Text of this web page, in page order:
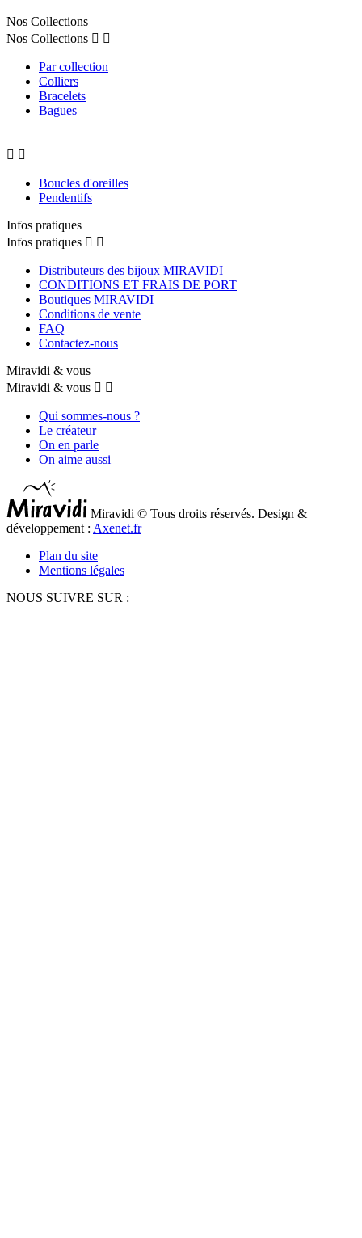
Nos Collections
Nos Collections  
Par collection
Colliers
Bracelets
Bagues
 
Boucles d'oreilles
Pendentifs
Infos pratiques
Infos pratiques  
Distributeurs des bijoux MIRAVIDI
CONDITIONS ET FRAIS DE PORT
Boutiques MIRAVIDI
Conditions de vente
FAQ
Contactez-nous
Miravidi & vous
Miravidi & vous  
Qui sommes-nous ?
Le créateur
On en parle
On aime aussi
Miravidi © Tous droits réservés. Design &
développement : Axenet.fr
Plan du site
Mentions légales
NOUS SUIVRE SUR :